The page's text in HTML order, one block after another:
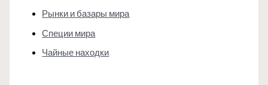
Рынки и базары мира
Специи мира
Чайные находки